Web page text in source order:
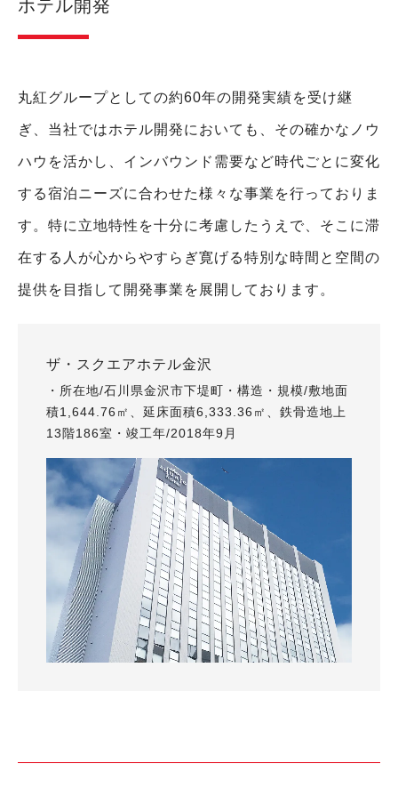
ホテル開発
丸紅グループとしての約60年の開発実績を受け継
ぎ、当社ではホテル開発においても、その確かなノウ
ハウを活かし、インバウンド需要など時代ごとに変化
する宿泊ニーズに合わせた様々な事業を行っておりま
す。特に立地特性を十分に考慮したうえで、そこに滞
在する人が心からやすらぎ寛げる特別な時間と空間の
提供を目指して開発事業を展開しております。
ザ・スクエアホテル金沢
・所在地/石川県金沢市下堤町・構造・規模/敷地面
積1,644.76㎡、延床面積6,333.36㎡、鉄骨造地上
13階186室・竣工年/2018年9月